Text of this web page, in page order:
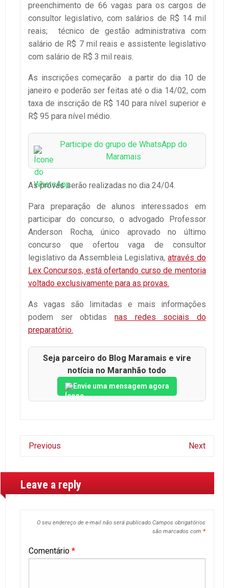
preenchimento de 66 vagas para os cargos de
consultor legislativo, com salários de R$ 14 mil
reais; técnico de gestão administrativa com
salário de R$ 7 mil reais e assistente legislativo
com salário de R$ 3 mil reais.
As inscrições começarão a partir do dia 10 de
janeiro e poderão ser feitas até o dia 14/02, com
taxa de inscrição de R$ 140 para nível superior e
R$ 95 para nível médio.
Participe do grupo de WhatsApp do
Maramais
As provas serão realizadas no dia 24/04.
Para preparação de alunos interessados em
participar do concurso, o advogado Professor
Anderson Rocha, único aprovado no último
concurso que ofertou vaga de consultor
legislativo da Assembleia Legislativa,através do
Lex Concursos, está ofertando curso de mentoria
voltado exclusivamente para as provas.
As vagas são limitadas e mais informações
podem ser obtidas nas redes sociais do
preparatório.
Seja parceiro do Blog Maramais e vire
notícia no Maranhão todo
Envie uma mensagem agora
Previous Next
Leave a reply
O seu endereço de e-mail não será publicado.Campos obrigatórios
são marcados com *
Comentário *